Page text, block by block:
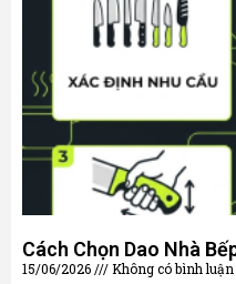
Cách Chọn Dao Nhà
15/06/2026
Không có bình luận